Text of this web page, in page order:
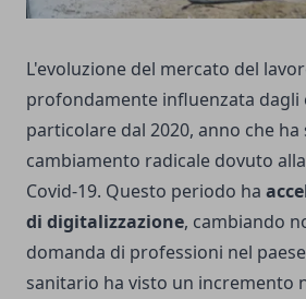
L'evoluzione del mercato del
profondamente influenzata dagli
particolare dal 2020, anno che
cambiamento radicale dovuto
Covid-19. Questo periodo ha
di digitalizzazione, cambiando
domanda di professioni nel
sanitario ha visto un incremento